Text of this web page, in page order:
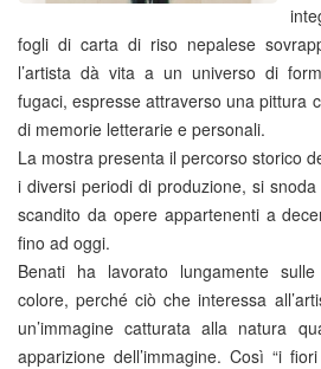
fogli di carta di riso nepalese
l’artista dà vita a un universo di
fugaci, espresse attraverso una pittura
di memorie letterarie e personali.
La mostra presenta il percorso storico
i diversi periodi di produzione, si
scandito da opere appartenenti a
fino ad oggi.
Benati ha lavorato lungamente
colore, perché ciò che interessa
un’immagine catturata alla natura
apparizione dell’immagine. Così “i